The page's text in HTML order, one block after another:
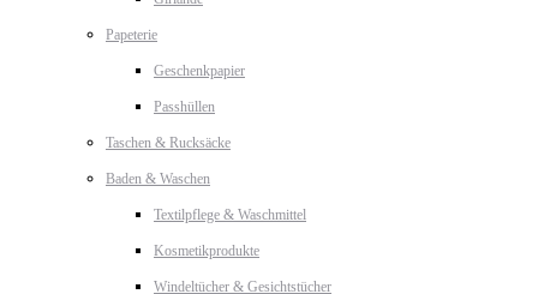
Papeterie
Geschenkpapier
Passhüllen
Taschen & Rucksäcke
Baden & Waschen
Textilpflege & Waschmittel
Kosmetikprodukte
Windeltücher & Gesichtstücher